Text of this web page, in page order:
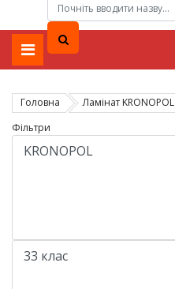
Головна Ламiнат KRONOPOL
Фільтри